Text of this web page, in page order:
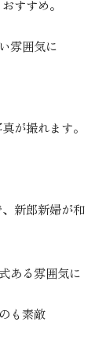
すすめ。
雰囲気に
が撮れます。
新郎新婦が和
ある雰囲気に
も素敵